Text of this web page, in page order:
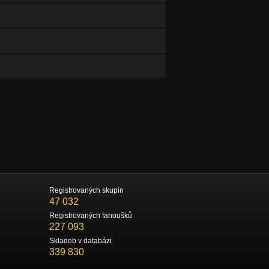
Registrovaných skupin
47 032
Registrovaných fanoušků
227 093
Skladeb v databázi
339 830